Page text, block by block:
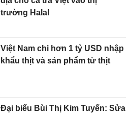
trường Halal
Việt Nam chi hơn 1 tỷ USD nhập
khẩu thịt và sản phẩm từ thịt
Đại biểu Bùi Thị Kim Tuyến: Sửa